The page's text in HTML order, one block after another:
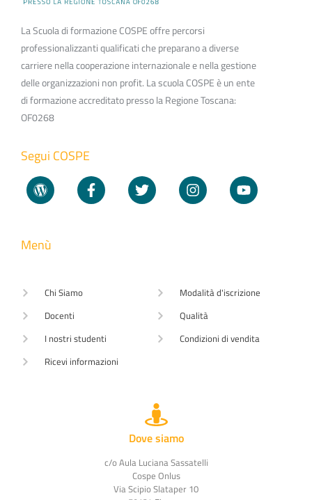
La Scuola di formazione COSPE offre percorsi
professionalizzanti qualificati che preparano a diverse
carriere nella cooperazione internazionale e nella gestione
delle organizzazioni non profit. La scuola COSPE è un ente
di formazione accreditato presso la Regione Toscana:
OF0268
Segui COSPE
Menù
Chi Siamo
Docenti
I nostri studenti
Ricevi informazioni
Modalità d'iscrizione
Qualità
Condizioni di vendita
Dove siamo
c/o Aula Luciana Sassatelli
Cospe Onlus
Via Scipio Slataper 10